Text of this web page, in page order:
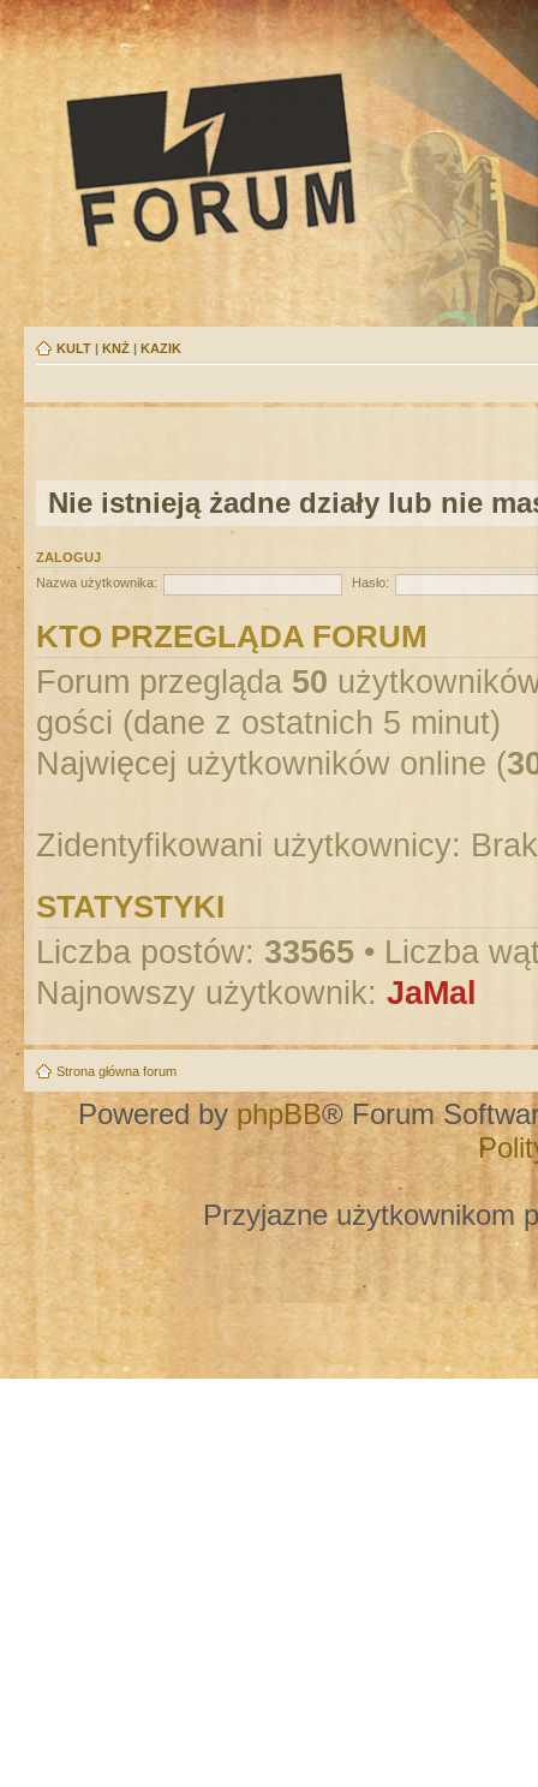
KULT | KNŻ | KAZIK
Nie istnieją żadne działy lub nie
ZALOGUJ
Nazwa użytkownika:
Hasło:
KTO PRZEGLĄDA FORUM
Forum przegląda 50
gości (dane z ostatnich 5 minut)
Najwięcej użytkowników online (
Zidentyfikowani użytkownicy:
STATYSTYKI
Liczba postów: 33565 • Liczba
Najnowszy użytkownik: JaMal
Strona główna forum
Powered by phpBB® Forum
Przyjazne użytkownikom